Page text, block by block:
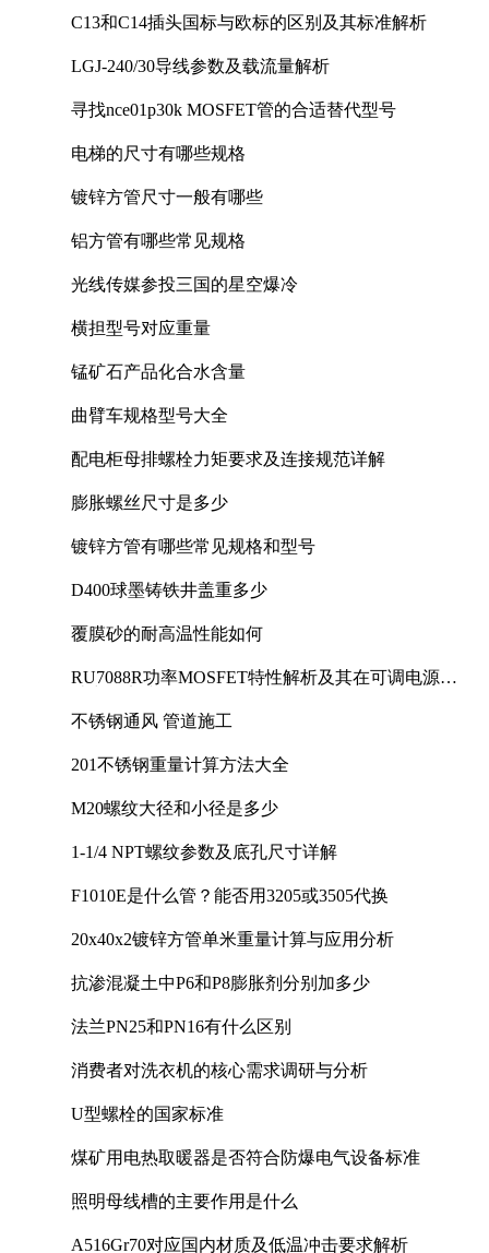
C13和C14插头国标与欧标的区别及其标准解析
LGJ-240/30导线参数及载流量解析
寻找nce01p30k MOSFET管的合适替代型号
电梯的尺寸有哪些规格
镀锌方管尺寸一般有哪些
铝方管有哪些常见规格
光线传媒参投三国的星空爆冷
横担型号对应重量
锰矿石产品化合水含量
曲臂车规格型号大全
配电柜母排螺栓力矩要求及连接规范详解
膨胀螺丝尺寸是多少
镀锌方管有哪些常见规格和型号
D400球墨铸铁井盖重多少
覆膜砂的耐高温性能如何
RU7088R功率MOSFET特性解析及其在可调电源设
不锈钢通风 管道施工
201不锈钢重量计算方法大全
M20螺纹大径和小径是多少
1-1/4 NPT螺纹参数及底孔尺寸详解
F1010E是什么管？能否用3205或3505代换
20x40x2镀锌方管单米重量计算与应用分析
抗渗混凝土中P6和P8膨胀剂分别加多少
法兰PN25和PN16有什么区别
消费者对洗衣机的核心需求调研与分析
U型螺栓的国家标准
煤矿用电热取暖器是否符合防爆电气设备标准
照明母线槽的主要作用是什么
A516Gr70对应国内材质及低温冲击要求解析